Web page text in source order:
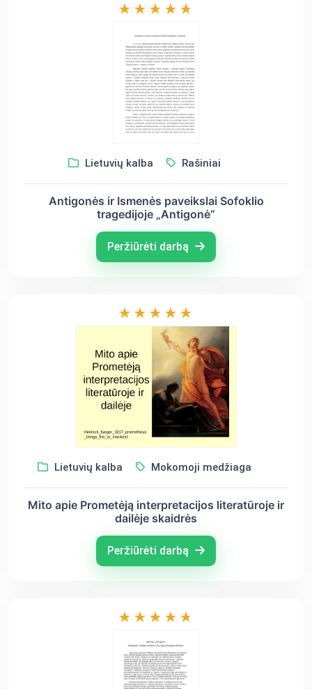
Lietuvių kalba Rašiniai
Antigonės ir Ismenės paveikslai Sofoklio
tragedijoje „Antigonė“
Peržiūrėti darbą
Lietuvių kalba Mokomoji medžiaga
Mito apie Prometėją interpretacijos literatūroje ir
dailėje skaidrės
Peržiūrėti darbą